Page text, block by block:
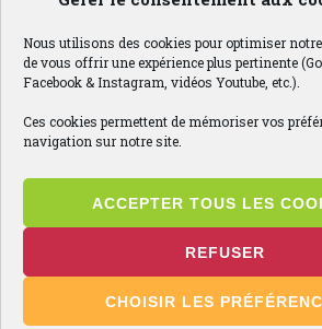
Nous utilisons des cookies pour optimiser
de vous offrir une expérience plus pertinente
Facebook & Instagram, vidéos Youtube, etc.).
Ces cookies permettent de mémoriser vos
navigation sur notre site.
ACCEPTER TOUS LES
REFUSER
CHOISIR LES
La confiture contient trop d’eau ou
de pectine. Faites-la recuire en
S’il manque de pectine, ajoutez un
trouve dans le commerce.